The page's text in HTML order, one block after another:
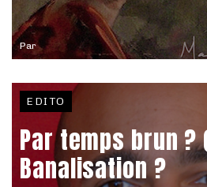
Par
EDITO
Par temps brun ?
Banalisation ?